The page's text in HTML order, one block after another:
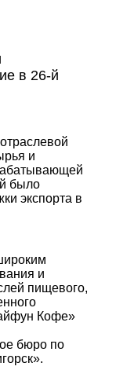
в 26-й
и
было
экспорта в
и
пищевого,
Кофе»
бюро по